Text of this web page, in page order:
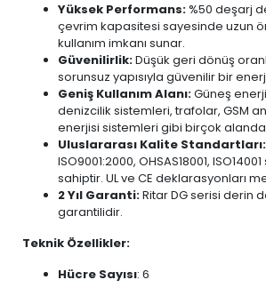
Yüksek Performans: %50 deşarj
çevrim kapasitesi sayesinde uzun
kullanım imkanı sunar.
Güvenilirlik:Düşük geri dönüş
sorunsuz yapısıyla güvenilir bir
Geniş Kullanım Alanı:Güneş
denizcilik sistemleri, trafolar, GSM
enerjisi sistemleri gibi birçok alanda
Uluslararası Kalite Standartları:
ISO9001:2000, OHSAS18001,
sahiptir. UL ve CE deklarasyonları
2 Yıl Garanti:Ritar DG serisi derin
garantilidir.
Teknik Özellikler:
Hücre Sayısı: 6